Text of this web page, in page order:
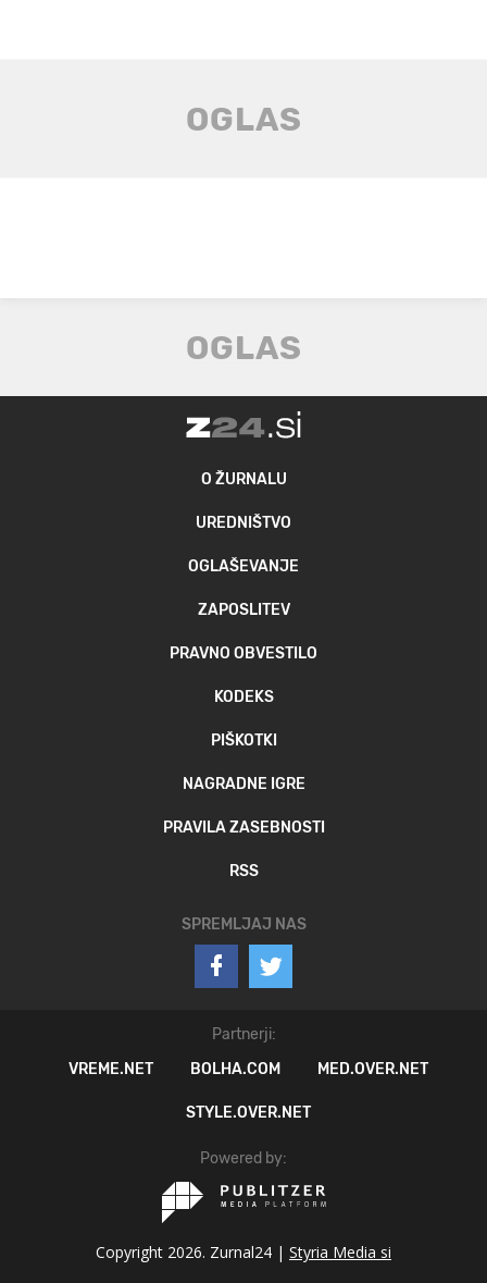
O ŽURNALU
UREDNIŠTVO
OGLAŠEVANJE
ZAPOSLITEV
PRAVNO OBVESTILO
KODEKS
PIŠKOTKI
NAGRADNE IGRE
PRAVILA ZASEBNOSTI
RSS
SPREMLJAJ NAS
Partnerji:
VREME.NET
BOLHA.COM MED.OVER.NET
STYLE.OVER.NET
Powered by:
Copyright 2026. Zurnal24 | Styria Media si